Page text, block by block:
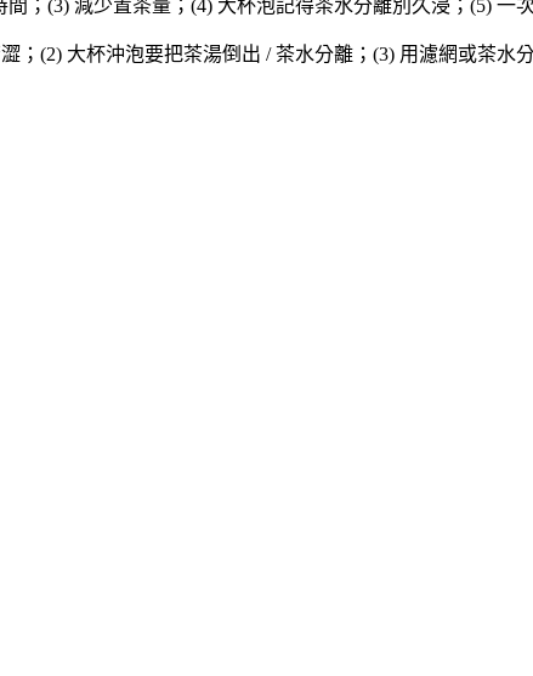
；(3) 減少置茶量；(4) 大杯泡記得茶水分離別久浸；(5) 一
；(2) 大杯沖泡要把茶湯倒出 / 茶水分離；(3) 用濾網或茶水